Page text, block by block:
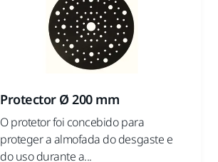
Protector Ø 200 mm
O protetor foi concebido para
proteger a almofada do desgaste e
do uso durante a...